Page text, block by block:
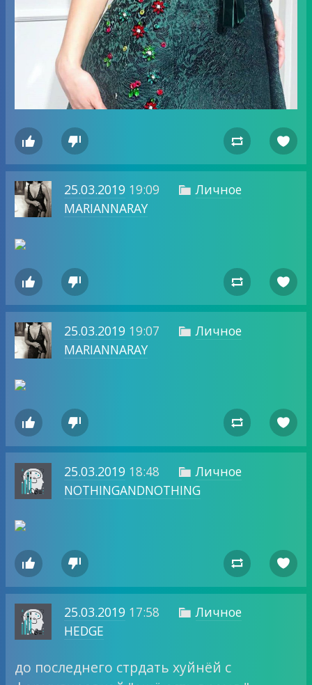
   
25.03.201919:09  Личное
MARIANNARAY
   
25.03.201919:07  Личное
MARIANNARAY
   
25.03.201918:48  Личное
NOTHINGANDNOTHING
   
25.03.201917:58  Личное
HEDGE
до последнего стрдать хуйнёй с